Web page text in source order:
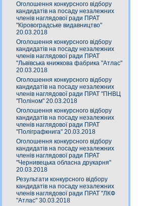
Оголошення конкурсного відбору
кандидатів на посаду незалежних
членів наглядової ради ПРАТ
"Кіровоградське видавництво"
20.03.2018
Оголошення конкурсного відбору
кандидатів на посаду незалежних
членів наглядової ради ПРАТ
"Львівська книжкова фабрика "Атлас"
20.03.2018
Оголошення конкурсного відбору
кандидатів на посаду незалежних
членів наглядової ради ПРАТ "ПНВЦ
"Поліном" 20.03.2018
Оголошення конкурсного відбору
кандидатів на посаду незалежних
членів наглядової ради ПРАТ
"Поліграфкнига" 20.03.2018
Оголошення конкурсного відбору
кандидатів на посаду незалежних
членів наглядової ради ПРАТ
"Чернивецька обласна друкарня"
20.03.2018
Результати конкурсного відбору
кандидатів на посаду незалежних
членів наглядової ради ПРАТ "ЛКФ
"Атлас" 30.03.2018